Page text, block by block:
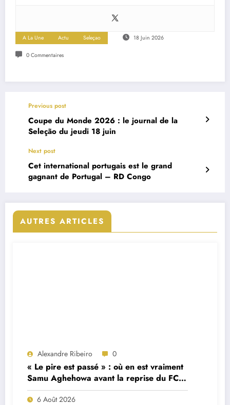
A La Une Actu Seleçao 18 Juin 2026
0 Commentaires
Previous post
Coupe du Monde 2026 : le journal de la
Seleção du jeudi 18 juin
Next post
Cet international portugais est le grand
gagnant de Portugal – RD Congo
AUTRES ARTICLES
Alexandre Ribeiro 0
« Le pire est passé » : où en est vraiment
Samu Aghehowa avant la reprise du FC
Porto ?
6 Août 2026